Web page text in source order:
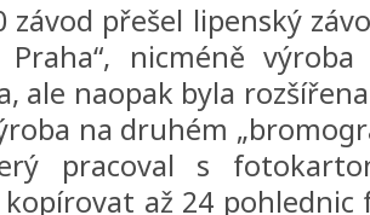
závod přešel lipenský
Praha“, nicméně
ale naopak byla
na druhém
pracoval s
kopírovat až 24